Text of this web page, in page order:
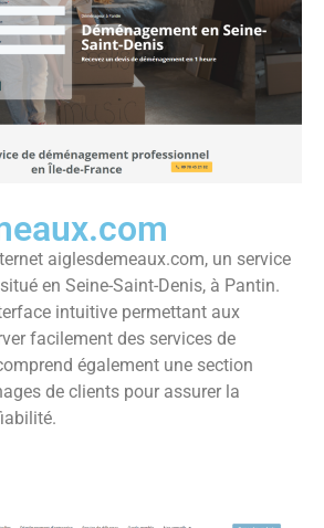
aiglesdemeaux.com, un service
en Seine-Saint-Denis, à Pantin.
intuitive permettant aux
facilement des services de
également une section
de clients pour assurer la